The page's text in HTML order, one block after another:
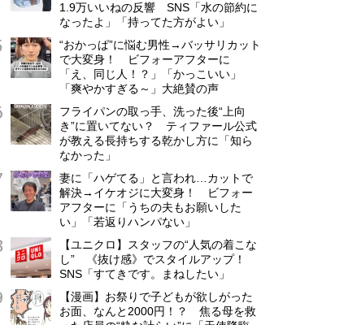
1.9万いいねの反響 SNS「水の節約に
なったよ」「持ってた方がよい」
“おかっぱ”に悩む男性→バッサリカット
で大変身！ ビフォーアフターに
「え、同じ人！？」「かっこいい」
「爽やかすぎる～」大絶賛の声
フライパンの取っ手、洗った後“上向
き”に置いてない？ ティファール公式
が教える長持ちする乾かし方に「知ら
なかった」
妻に「ハゲてる」と言われ…カットで
解決→イケオジに大変身！ ビフォー
アフターに「うちの夫もお願いした
い」「若返りハンパない」
【ユニクロ】スタッフの“人気の着こな
し” 《抜け感》でスタイルアップ！
SNS「すてきです。まねしたい」
【漫画】お祭りで子どもが欲しがった
お面、なんと2000円！？ 焦る母を救